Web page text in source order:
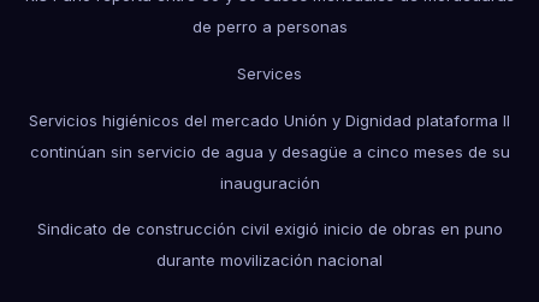
de perro a personas
Services
Servicios higiénicos del mercado Unión y Dignidad plataforma II
continúan sin servicio de agua y desagüe a cinco meses de su
inauguración
Sindicato de construcción civil exigió inicio de obras en puno
durante movilización nacional